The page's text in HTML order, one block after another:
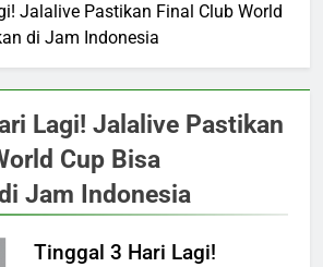
Jalalive Pastikan Final Club World
di Jam Indonesia
Lagi! Jalalive Pastikan
Cup Bisa
Jam Indonesia
Tinggal 3 Hari Lagi!